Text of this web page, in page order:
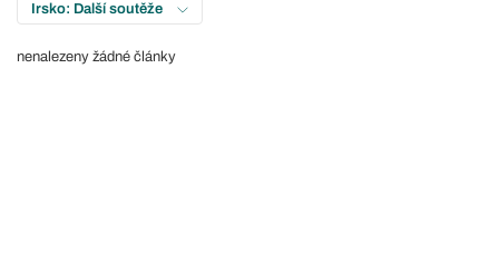
Irsko: Další soutěže
nenalezeny žádné články